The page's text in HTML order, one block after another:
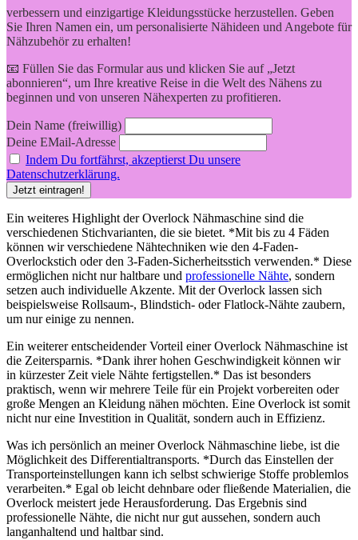
verbessern und einzigartige Kleidungsstücke herzustellen. Geben
Sie Ihren Namen ein, um personalisierte Nähideen und Angebote für
Nähzubehör zu erhalten!
📧 Füllen Sie das Formular aus und klicken Sie auf „Jetzt
abonnieren“, um Ihre kreative Reise in die Welt des Nähens zu
beginnen und von unseren Nähexperten zu profitieren.
Dein Name (freiwillig)
Deine EMail-Adresse
Indem Du fortfährst, akzeptierst Du unsere
Datenschutzerklärung.
Ein weiteres Highlight der Overlock Nähmaschine sind die
verschiedenen Stichvarianten, die sie bietet. *Mit bis zu 4 Fäden
können wir verschiedene Nähtechniken wie den 4-Faden-
Overlockstich oder den 3-Faden-Sicherheitsstich verwenden.* Diese
ermöglichen nicht nur haltbare und professionelle Nähte, sondern
setzen auch individuelle Akzente. Mit der Overlock lassen sich
beispielsweise Rollsaum-, Blindstich- oder Flatlock-Nähte zaubern,
um nur einige zu nennen.
Ein weiterer entscheidender Vorteil einer Overlock Nähmaschine ist
die Zeitersparnis. *Dank ihrer hohen Geschwindigkeit können wir
in kürzester Zeit viele Nähte fertigstellen.* Das ist besonders
praktisch, wenn wir mehrere Teile für ein Projekt vorbereiten oder
große Mengen an Kleidung nähen möchten. Eine Overlock ist somit
nicht nur eine Investition in Qualität, sondern auch in Effizienz.
Was ich persönlich an meiner Overlock Nähmaschine liebe, ist die
Möglichkeit des Differentialtransports. *Durch das Einstellen der
Transporteinstellungen kann ich selbst schwierige Stoffe problemlos
verarbeiten.* Egal ob leicht dehnbare oder fließende Materialien, die
Overlock meistert jede Herausforderung. Das Ergebnis sind
professionelle Nähte, die nicht nur gut aussehen, sondern auch
langanhaltend und haltbar sind.